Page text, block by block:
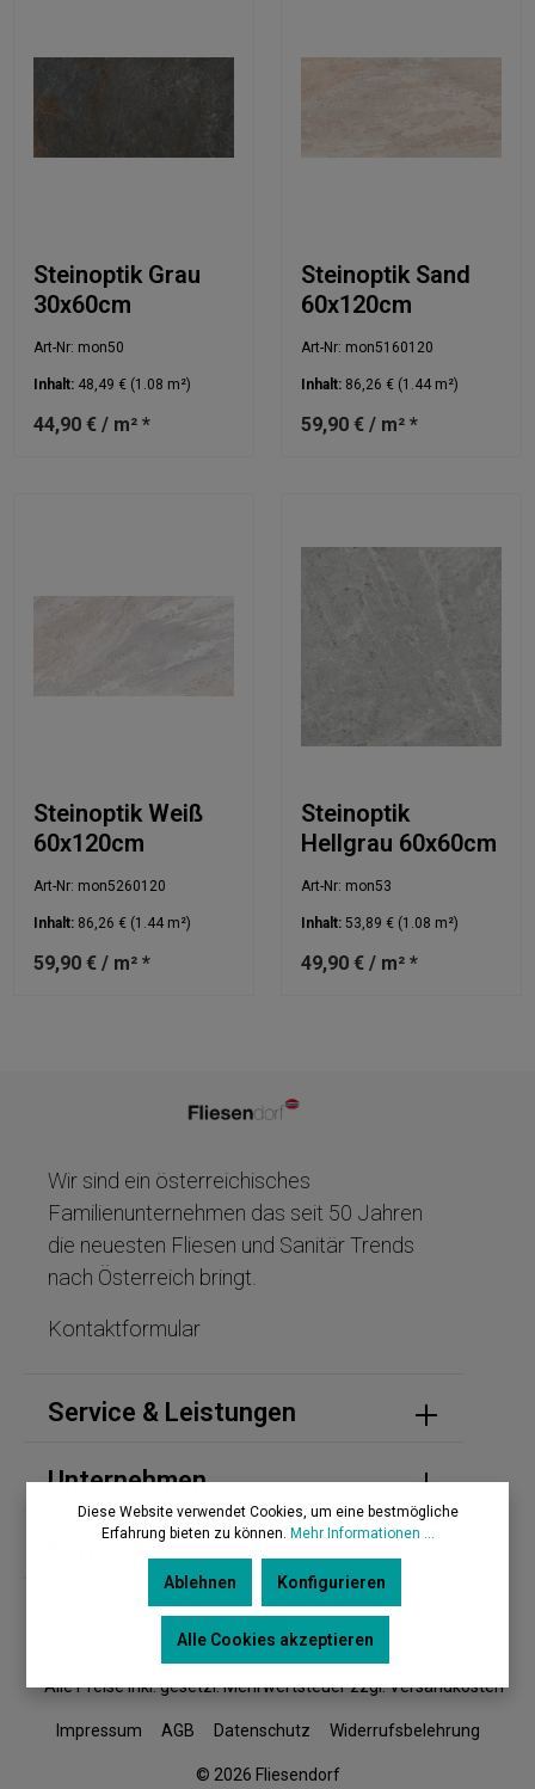
Steinoptik Grau
30x60cm
Art-Nr: mon50
Inhalt: 48,49 € (1.08 m²)
44,90 € / m² *
Steinoptik Sand
60x120cm
Art-Nr: mon5160120
Inhalt: 86,26 € (1.44 m²)
59,90 € / m² *
Steinoptik Weiß
60x120cm
Art-Nr: mon5260120
Inhalt: 86,26 € (1.44 m²)
59,90 € / m² *
Steinoptik
Hellgrau 60x60cm
Art-Nr: mon53
Inhalt: 53,89 € (1.08 m²)
49,90 € / m² *
Wir sind ein österreichisches
Familienunternehmen das seit 50 Jahren
die neuesten Fliesen und Sanitär Trends
nach Österreich bringt.
Kontaktformular
Service & Leistungen
Unternehmen
Kontakt
* Alle Preise inkl. gesetzl. Mehrwertsteuer zzgl. Versandkosten
© 2026 Fliesendorf
Impressum AGB Datenschutz Widerrufsbelehrung
Diese Website verwendet Cookies, um eine bestmögliche
Erfahrung bieten zu können. Mehr Informationen ...
Ablehnen Konfigurieren
Alle Cookies akzeptieren